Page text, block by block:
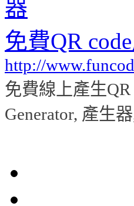
免費QR
http://
免費線上產生QR
Generator, 產生